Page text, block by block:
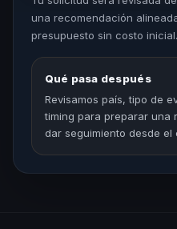
una recomendación
presupuesto sin costo inicial.
Qué pasa después
Revisamos país, tipo de
timing para preparar una
dar seguimiento desde el